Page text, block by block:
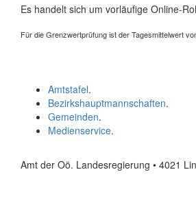
Es handelt sich um vorläufige Online-
Für die Grenzwertprüfung ist der Tagesmittelwert
Amtstafel.
Bezirkshauptmannschaften.
Gemeinden.
Medienservice.
Amt der Oö. Landesregierung • 4021